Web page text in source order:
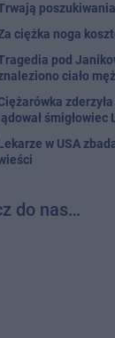
ciężka noga
pod
ciało
lądował śmigłowiec
w USA
do nas…